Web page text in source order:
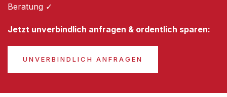
Beratung ✓
Jetzt unverbindlich anfragen & ordentlich sparen:
UNVERBINDLICH ANFRAGEN